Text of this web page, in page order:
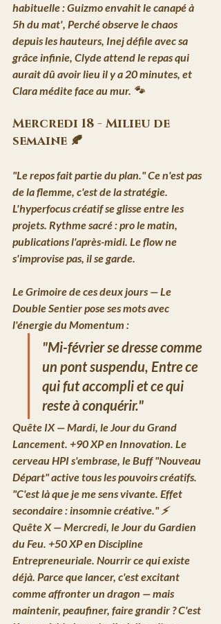
habituelle : Guizmo envahit le canapé à
5h du mat', Perché observe le chaos
depuis les hauteurs, Inej défile avec sa
grâce infinie, Clyde attend le repas qui
aurait dû avoir lieu il y a 20 minutes, et
Clara médite face au mur. 🐾
Mercredi 18 - Milieu de
semaine 🍂
"Le repos fait partie du plan." Ce n'est pas
de la flemme, c'est de la stratégie.
L'hyperfocus créatif se glisse entre les
projets. Rythme sacré : pro le matin,
publications l'après-midi. Le flow ne
s'improvise pas, il se garde.
Le Grimoire de ces deux jours — Le
Double Sentier pose ses mots avec
l'énergie du Momentum :
"Mi-février se dresse comme
un pont suspendu, Entre ce
qui fut accompli et ce qui
reste à conquérir."
Quête IX — Mardi, le Jour du Grand
Lancement. +90 XP en Innovation. Le
cerveau HPI s'embrase, le Buff "Nouveau
Départ" active tous les pouvoirs créatifs.
"C'est là que je me sens vivante. Effet
secondaire : insomnie créative." ⚡
Quête X — Mercredi, le Jour du Gardien
du Feu. +50 XP en Discipline
Entrepreneuriale. Nourrir ce qui existe
déjà. Parce que lancer, c'est excitant
comme affronter un dragon — mais
maintenir, peaufiner, faire grandir ? C'est